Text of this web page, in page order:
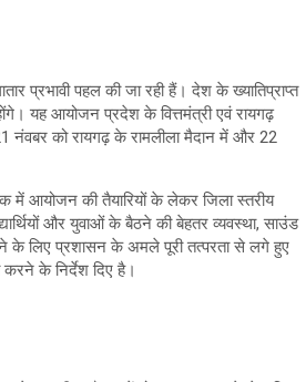
प्रभावी पहल की जा रही हैं। देश के ख्यातिप्राप्त
यह आयोजन प्रदेश के वित्तमंत्री एवं रायगढ़
नंवबर को रायगढ़ के रामलीला मैदान में और 22
में आयोजन की तैयारियों के लेकर जिला स्तरीय
और युवाओं के बैठने की बेहतर व्यवस्था, साउंड
के लिए प्रशासन के अमले पूरी तत्परता से लगे हुए
करने के निर्देश दिए है।